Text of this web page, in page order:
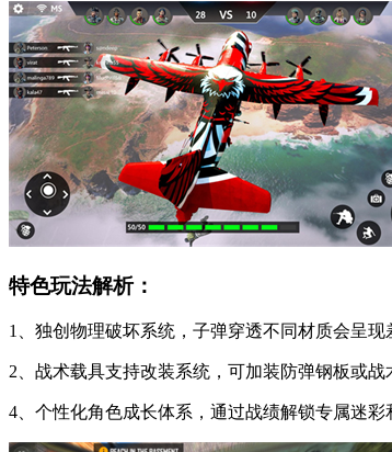
特色玩法解析：
1、独创物理破坏系统，子弹穿透不同材质会呈现
2、战术载具支持改装系统，可加装防弹钢板或战
4、个性化角色成长体系，通过战绩解锁专属迷彩